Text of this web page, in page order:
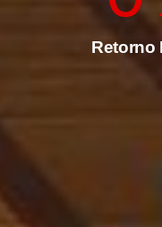
Retorno